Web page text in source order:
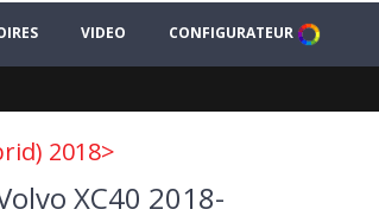
VIDEO CONFIGURATEUR
2018>
XC40 2018-